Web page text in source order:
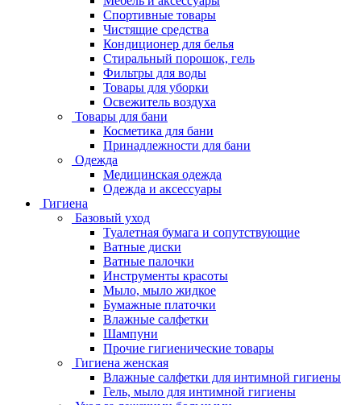
Спортивные товары
Чистящие средства
Кондиционер для белья
Стиральный порошок, гель
Фильтры для воды
Товары для уборки
Освежитель воздуха
Товары для бани
Косметика для бани
Принадлежности для бани
Одежда
Медицинская одежда
Одежда и аксессуары
Гигиена
Базовый уход
Туалетная бумага и сопутствующие
Ватные диски
Ватные палочки
Инструменты красоты
Мыло, мыло жидкое
Бумажные платочки
Влажные салфетки
Шампуни
Прочие гигиенические товары
Гигиена женская
Влажные салфетки для интимной гигиены
Гель, мыло для интимной гигиены